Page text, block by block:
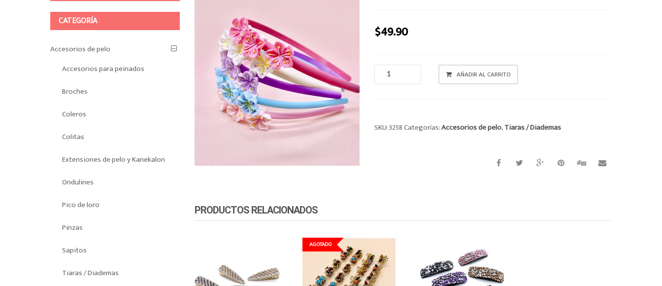
$49.90
TIARA
CANTIDAD
AÑADIR AL CARRITO
SKU:3258Categorías:Accesorios de pelo,Tiaras / Diademas
PRODUCTOS RELACIONADOS
AGOTADO
CATEGORÍA
Accesorios de pelo
Accesorios para peinados
Broches
Coleros
Colitas
Extensiones de pelo y Kanekalon
Ondulines
Pico de loro
Pinzas
Sapitos
Tiaras / Diademas